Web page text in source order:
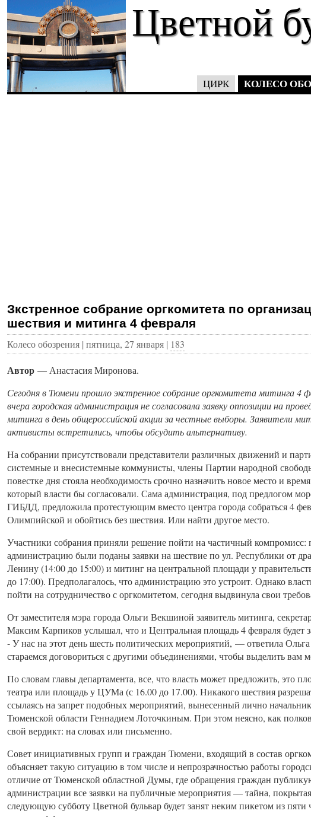
Цветной
ЦИРК КОЛЕСО
Зкстренное собрание оргкомитета по
шествия и митинга 4 февраля
Колесо обозрения | пятница, 27 января | 183
Автор — Анастасия Миронова.
Сегодня в Тюмени прошло экстренное собрание оргкомитета митинга 4
вчера городская администрация не согласовала заявку оппозиции на
митинга в день общероссийской акции за честные выборы. Заявители
активисты встретились, чтобы обсудить альтернативу.
На собрании присутствовали представители различных движений и
системные и внесистемные коммунисты, члены Партии народной
повестке дня стояла необходимость срочно назначить новое место и
который власти бы согласовали. Сама администрация, под предлогом
ГИБДД, предложила протестующим вместо центра города собраться 4
Олимпийской и обойтись без шествия. Или найти другое место.
Участники собрания приняли решение пойти на частичный компромисс:
администрацию были поданы заявки на шествие по ул. Республики от
Ленину (14:00 до 15:00) и митинг на центральной площади у
до 17:00). Предполагалось, что администрацию это устроит. Однако
пойти на сотрудничество с оргкомитетом, сегодня выдвинула свои
От заместителя мэра города Ольги Векшиной заявитель митинга,
Максим Карпиков услышал, что и Центральная площадь 4 февраля будет
- У нас на этот день шесть политических мероприятий, — ответила
стараемся договориться с другими объединениями, чтобы выделить вам
По словам главы департамента, все, что власть может предложить, это
театра или площадь у ЦУМа (с 16.00 до 17.00). Никакого шествия
ссылаясь на запрет подобных мероприятий, вынесенный лично
Тюменской области Геннадием Лоточкиным. При этом неясно, как
свой вердикт: на словах или письменно.
Совет инициативных групп и граждан Тюмени, входящий в состав
объясняет такую ситуацию в том числе и непрозрачностью работы
отличие от Тюменской областной Думы, где обращения граждан
администрации все заявки на публичные мероприятия — тайна,
следующую субботу Цветной бульвар будет занят неким пикетом из пяти